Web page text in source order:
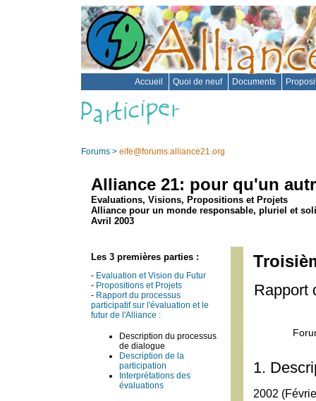
Accueil Quoi de neuf Documents
Forums > eife@forums.alliance21.org
Alliance 21: pour qu'un
Evaluations, Visions, Propositions et Projets
Alliance pour un monde responsable, pluriel et
Avril 2003
Les 3 premières parties :
- Evaluation et Vision du Futur
- Propositions et Projets
- Rapport du processus
participatif sur l'évaluation et le
futur de l'Alliance :
Description du processus
de dialogue
Description de la
participation
Interprétations des
évaluations
Rapport
1.
2002